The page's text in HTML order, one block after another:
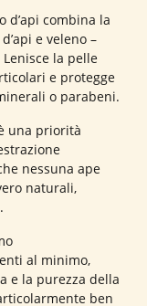
d’api combina la
e veleno –
la pelle
e protegge
o parabeni.
una priorità
nessuna ape
naturali,
al minimo,
e la purezza della
ben